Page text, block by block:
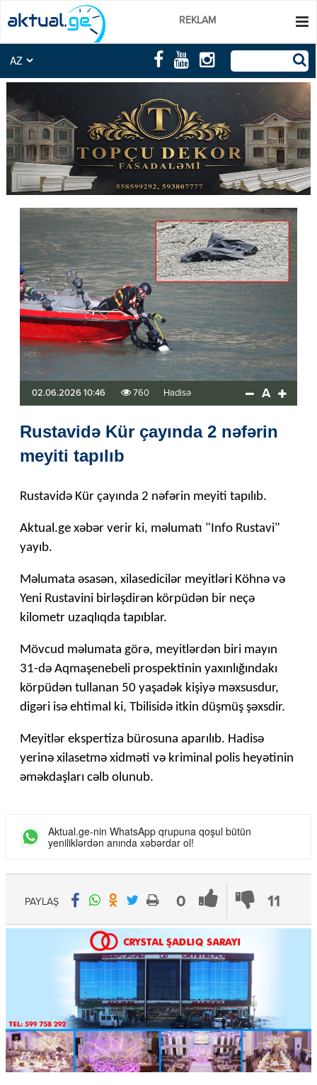
REKLAM
02.06.2026 10:46 760 Hadisə A
Rustavidə Kür çayında 2 nəfərin
meyiti tapılıb
Rustavidə Kür çayında 2 nəfərin meyiti tapılıb.
Aktual.ge xəbər verir ki, məlumatı "Info Rustavi"
yayıb.
Məlumata əsasən, xilasedicilər meyitləri Köhnə və
Yeni Rustavini birləşdirən körpüdən bir neçə
kilometr uzaqlıqda tapıblar.
Mövcud məlumata görə, meyitlərdən biri mayın
31-də Aqmaşenebeli prospektinin yaxınlığındakı
körpüdən tullanan 50 yaşadək kişiyə məxsusdur,
digəri isə ehtimal ki, Tbilisidə itkin düşmüş şəxsdir.
Meyitlər ekspertiza bürosuna aparılıb. Hadisə
yerinə xilasetmə xidməti və kriminal polis heyətinin
əməkdaşları cəlb olunub.
Aktual.ge-nin WhatsApp qrupuna qoşul bütün
yeniliklərdən anında xəbərdar ol!
0 11
PAYLAŞ